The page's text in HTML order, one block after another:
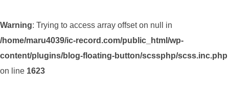
Warning: Trying to access array offset on null in
/home/maru4039/ic-record.com/public_html/wp-
content/plugins/blog-floating-button/scssphp/scss.inc.php
on line 1623